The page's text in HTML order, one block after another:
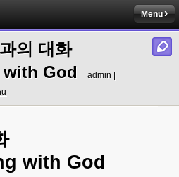
Menu
의 대화
God
admin |
with God